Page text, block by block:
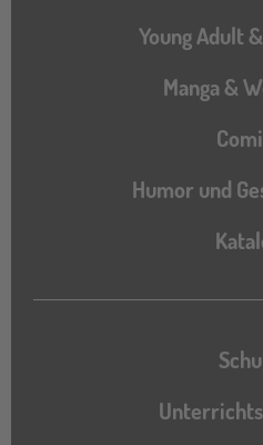
Young Adult
Manga &
Humor und